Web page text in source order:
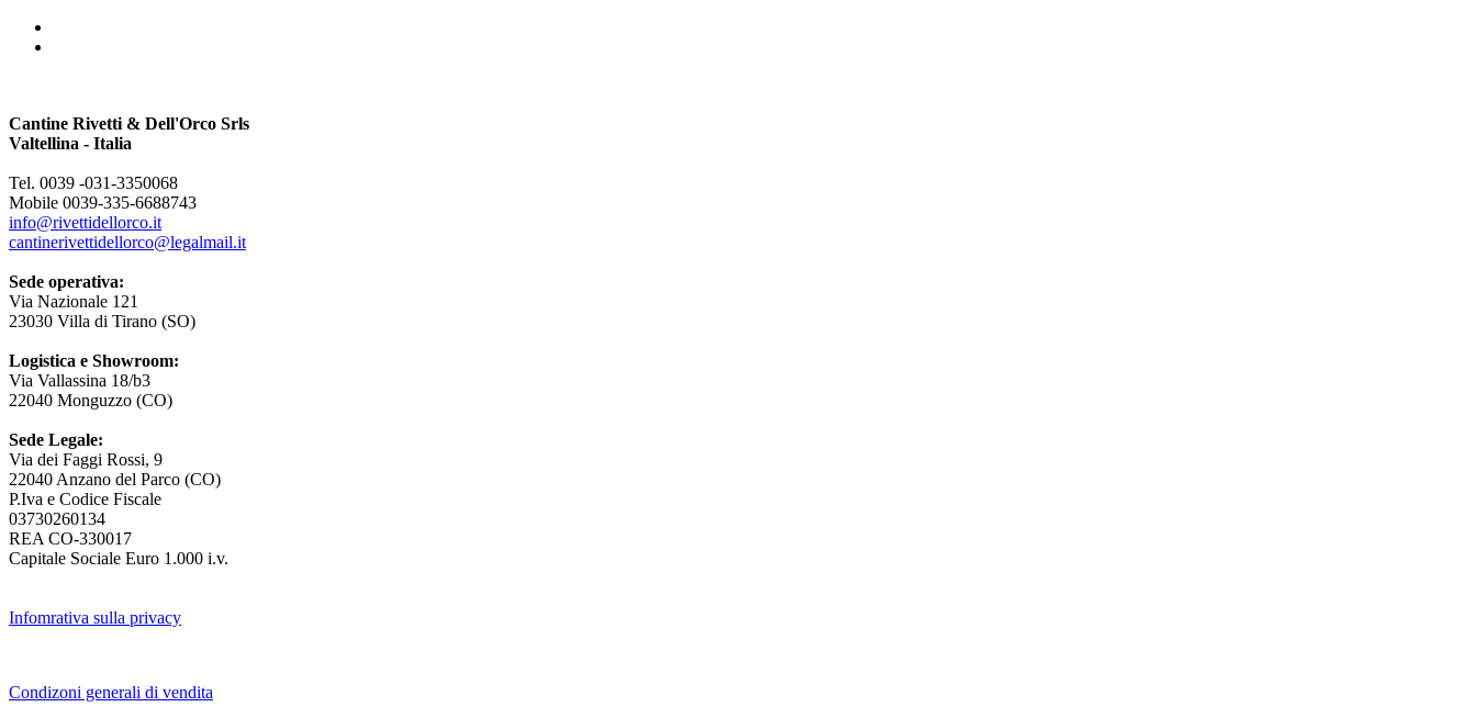
Cantine Rivetti & Dell'Orco Srls
Valtellina - Italia
Tel. 0039 -031-3350068
Mobile 0039-335-6688743
info@rivettidellorco.it
cantinerivettidellorco@legalmail.it
Sede operativa:
Via Nazionale 121
23030 Villa di Tirano (SO)
Logistica e Showroom:
Via Vallassina 18/b3
22040 Monguzzo (CO)
Sede Legale:
Via dei Faggi Rossi, 9
22040 Anzano del Parco (CO)
P.Iva e Codice Fiscale
03730260134
REA CO-330017
Capitale Sociale Euro 1.000 i.v.
Infomrativa sulla privacy
Condizoni generali di vendita